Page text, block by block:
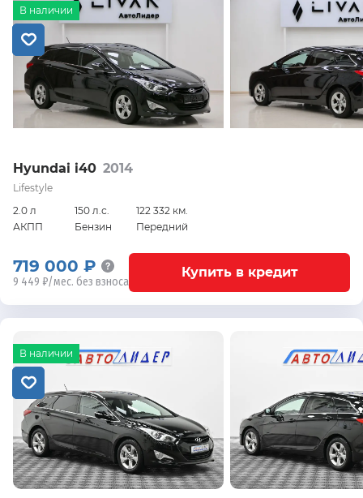
Hyundai i40 2014
Lifestyle
2.0 л
150 л.с.
122 332 км.
АКПП
Бензин Передний
В наличии
Купить в кредит
719 000 ₽
9 449 ₽/мес. без взноса
В наличии